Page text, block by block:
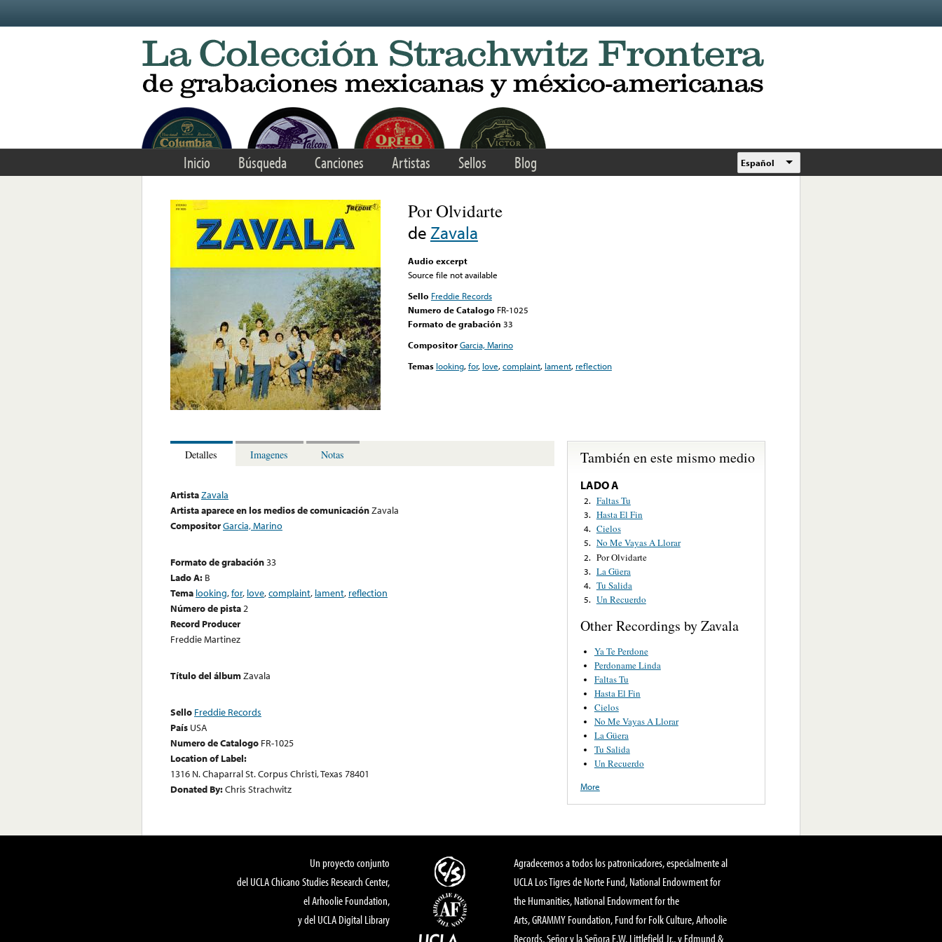
Inicio Búsqueda Canciones Artistas Sellos Blog Español
Por Olvidarte
deZavala
Audio excerpt
Source file not available
Sello Freddie Records
Numero de Catalogo FR-1025
Formato de grabación 33
CompositorGarcia, Marino
Temas looking,for, love,complaint, lament, reflection
Detalles Imagenes Notas
ArtistaZavala
Artista aparece en los medios de comunicaciónZavala
CompositorGarcia, Marino
Formato de grabación33
Lado A: B
Tema looking,for, love,complaint, lament, reflection
Número de pista2
Record Producer
Freddie Martinez
Título del álbumZavala
Sello Freddie Records
País USA
Numero de Catalogo FR-1025
Location of Label:
1316 N. Chaparral St. Corpus Christi, Texas 78401
Donated By:Chris Strachwitz
También en este mismo medio
LADO A
2. Faltas Tu
3. Hasta El Fin
4. Cielos
5. No Me Vayas A Llorar
2. Por Olvidarte
3. La Güera
4. Tu Salida
5. Un Recuerdo
Other Recordings by Zavala
Ya Te Perdone
Perdoname Linda
Faltas Tu
Hasta El Fin
Cielos
No Me Vayas A Llorar
La Güera
Tu Salida
Un Recuerdo
More
Un proyecto conjunto
del UCLA Chicano Studies Research Center,
el Arhoolie Foundation,
y del UCLA Digital Library
Agradecemos a todos los patronicadores, especialmente al
UCLA Los Tigres de Norte Fund, National Endowment for
the Humanities, National Endowment for the
Arts, GRAMMY Foundation, Fund for Folk Culture, Arhoolie
Records, Señor y la Señora E.W. Littlefield Jr., y Edmund &